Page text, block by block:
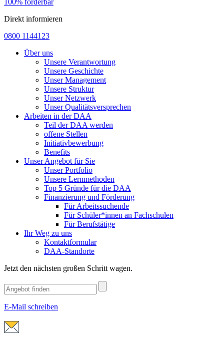
100% förderbar
Direkt informieren
0800 1144123
Über uns
Unsere Verantwortung
Unsere Geschichte
Unser Management
Unsere Struktur
Unser Netzwerk
Unser Qualitätsversprechen
Arbeiten in der DAA
Teil der DAA werden
offene Stellen
Initiativbewerbung
Benefits
Unser Angebot für Sie
Unser Portfolio
Unsere Lernmethoden
Top 5 Gründe für die DAA
Finanzierung und Förderung
Für Arbeitssuchende
Für Schüler*innen an Fachschulen
Für Berufstätige
Ihr Weg zu uns
Kontaktformular
DAA-Standorte
Jetzt den nächsten großen Schritt wagen.
E-Mail schreiben